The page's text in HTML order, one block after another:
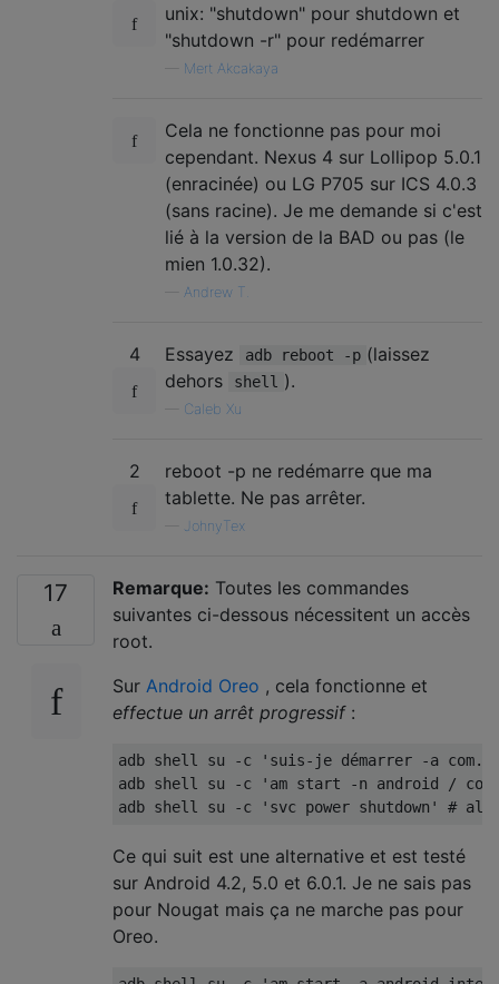
unix: "shutdown" pour shutdown et
"shutdown -r" pour redémarrer
Mert Akcakaya
Cela ne fonctionne pas pour moi
cependant. Nexus 4 sur Lollipop 5.0.1
(enracinée) ou LG P705 sur ICS 4.0.3
(sans racine). Je me demande si c'est
lié à la version de la BAD ou pas (le
mien 1.0.32).
Andrew T.
4 Essayez adb reboot -p (laissez
dehors
shell ).
Caleb Xu
2
reboot -p ne redémarre que ma
tablette. Ne pas arrêter.
JohnyTex
17 Remarque: Toutes les commandes
suivantes ci-dessous nécessitent un accès
root.
Sur Android Oreo , cela fonctionne et
effectue un arrêt progressif:
adb shell su -c 'suis-je démarrer -a
adb shell su -c 'am start -n android /
Ce qui suit est une alternative et est testé
sur Android 4.2, 5.0 et 6.0.1. Je ne sais pas
pour Nougat mais ça ne marche pas pour
Oreo.